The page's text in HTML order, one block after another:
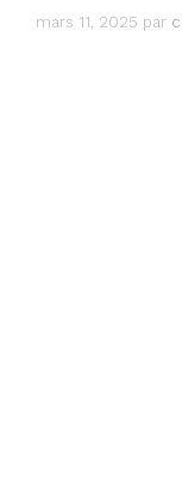
mars 11, 2025 par